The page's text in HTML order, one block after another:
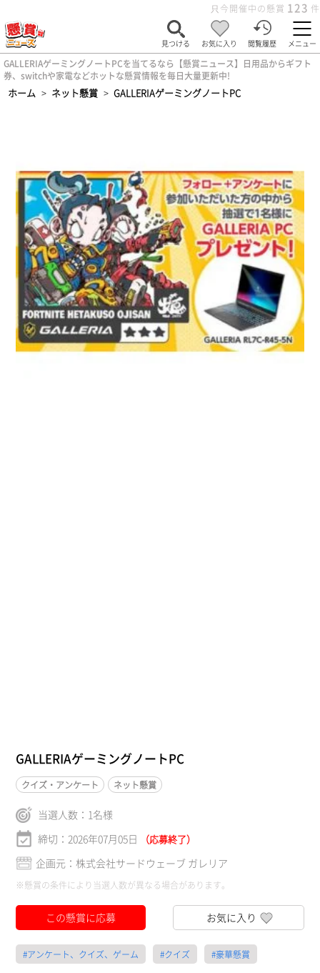
只今開催中の懸賞 123 件
見つける お気に入り 閲覧履歴 メニュー
GALLERIAゲーミングノートPCを当てるなら【懸賞ニュース】日用品からギフト
券、switchや家電などホットな懸賞情報を毎日大量更新中!
ホーム > ネット懸賞 > GALLERIAゲーミングノートPC
GALLERIAゲーミングノートPC
クイズ・アンケート ネット懸賞
当選人数： 1名様
締切：2026年07月05日
（応募終了）
企画元：株式会社サードウェーブ ガレリア
※懸賞の条件により当選人数が異なる場合があります。
この懸賞に応募 お気に入り
#アンケート、クイズ、ゲーム #クイズ #豪華懸賞